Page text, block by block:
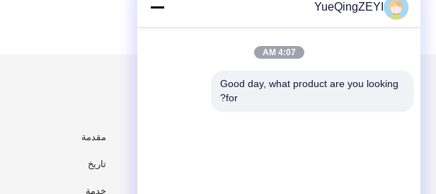
مقدمة
تاريخ
خدمة
YueQingZEYI
4:07 AM
Good day, what product are you looking
for?